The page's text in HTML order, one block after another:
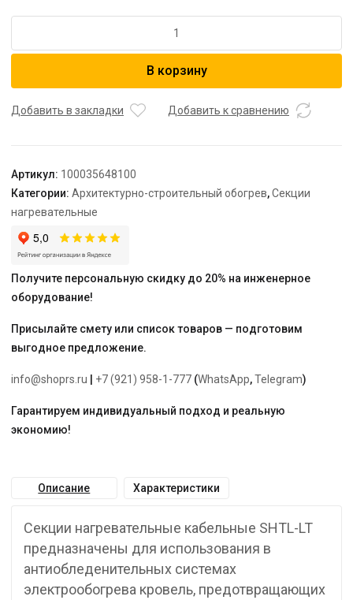
Секция
TEPLOLUX
1050-
040
В корзину
Добавить в закладки Добавить к сравнению
Артикул: 100035648100
Категории: Архитектурно-строительный обогрев,Секции
нагревательные
Получите персональную скидку до 20% на инженерное
оборудование!
Присылайте смету или список товаров — подготовим
выгодное предложение.
info@shoprs.ru +7 (921) 958-1-777 (WhatsApp,Telegram)
Гарантируем индивидуальный подход и реальную
экономию!
Описание Характеристики
Секции нагревательные кабельные SHTL-LT
предназначены для использования в
антиобледенительных системах
электрообогрева кровель, предотвращающих